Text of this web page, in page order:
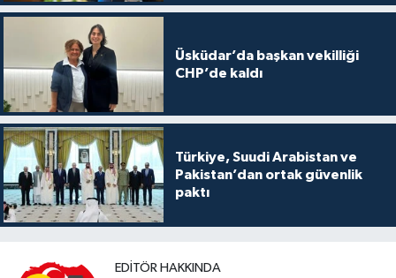
Üsküdar’da başkan vekilliği
CHP’de kaldı
Türkiye, Suudi Arabistan ve
Pakistan’dan ortak güvenlik
paktı
EDITÖR HAKKINDA